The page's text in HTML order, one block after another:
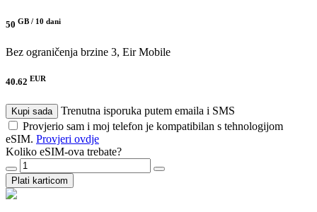
50 GB / 10 dani
Bez ograničenja brzine 3, Eir Mobile
40.62 EUR
Kupi sada
Trenutna isporuka putem emaila i SMS
Provjerio sam i moj telefon je kompatibilan s tehnologijom
eSIM. Provjeri ovdje
Koliko eSIM-ova trebate?
Plati karticom